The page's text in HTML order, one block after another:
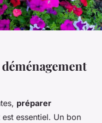
préparer
essentiel. Un bon